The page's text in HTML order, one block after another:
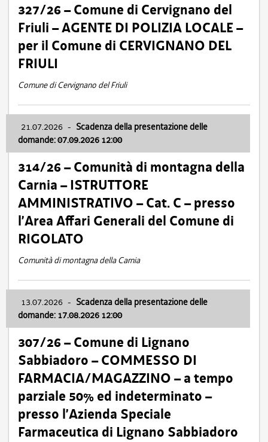
327/26 – Comune di Cervignano del
Friuli – AGENTE DI POLIZIA LOCALE –
per il Comune di CERVIGNANO DEL
FRIULI
Comune di Cervignano del Friuli
21.07.2026 - Scadenza della presentazione delle
domande: 07.09.2026 12:00
314/26 – Comunità di montagna della
Carnia – ISTRUTTORE
AMMINISTRATIVO – Cat. C – presso
l’Area Affari Generali del Comune di
RIGOLATO
Comunità di montagna della Carnia
13.07.2026 - Scadenza della presentazione delle
domande: 17.08.2026 12:00
307/26 – Comune di Lignano
Sabbiadoro – COMMESSO DI
FARMACIA/MAGAZZINO – a tempo
parziale 50% ed indeterminato –
presso l’Azienda Speciale
Farmaceutica di Lignano Sabbiadoro